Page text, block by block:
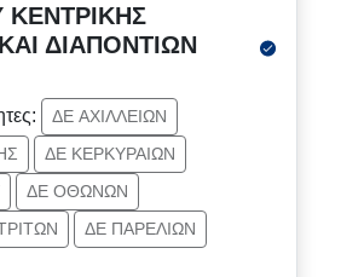
ΔΙΑΠΟΝΤΙΩΝ
ΔΕ ΑΧΙΛΛΕΙΩΝ
ΔΕ ΚΕΡΚΥΡΑΙΩΝ
ΔΕ ΟΘΩΝΩΝ
ΔΕ ΠΑΡΕΛΙΩΝ